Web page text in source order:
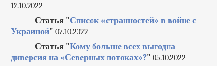
12.10.2022
Статья "Список «странностей» в войне с
Украиной" 07.10.2022
Статья "Кому больше всех выгодна
диверсия на «Северных потоках»?" 05.10.2022